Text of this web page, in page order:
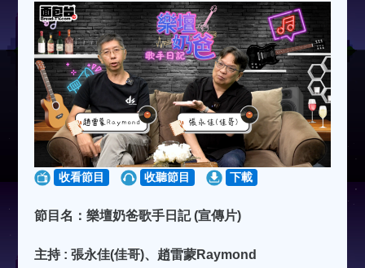
收看節目 收聽節目 下載
節目名：樂壇奶爸歌手日記 (宣傳片)
主持 : 張永佳(佳哥)、趙雷蒙Raymond